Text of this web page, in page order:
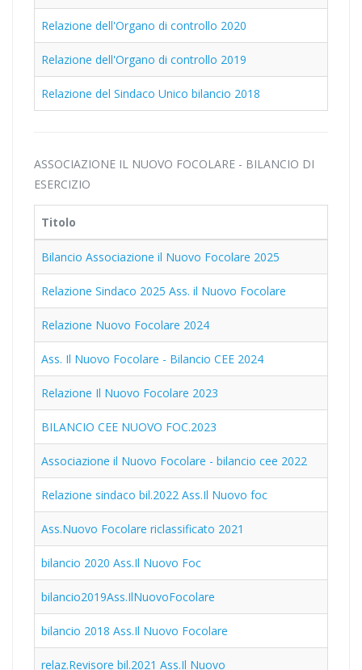
Relazione dell'Organo di controllo 2020
Relazione dell'Organo di controllo 2019
Relazione del Sindaco Unico bilancio 2018
ASSOCIAZIONE IL NUOVO FOCOLARE - BILANCIO DI
ESERCIZIO
Titolo
Bilancio Associazione il Nuovo Focolare 2025
Relazione Sindaco 2025 Ass. il Nuovo Focolare
Relazione Nuovo Focolare 2024
Ass. Il Nuovo Focolare - Bilancio CEE 2024
Relazione Il Nuovo Focolare 2023
BILANCIO CEE NUOVO FOC.2023
Associazione il Nuovo Focolare - bilancio cee 2022
Relazione sindaco bil.2022 Ass.Il Nuovo foc
Ass.Nuovo Focolare riclassificato 2021
bilancio 2020 Ass.Il Nuovo Foc
bilancio2019Ass.IlNuovoFocolare
bilancio 2018 Ass.Il Nuovo Focolare
relaz.Revisore bil.2021 Ass.Il Nuovo